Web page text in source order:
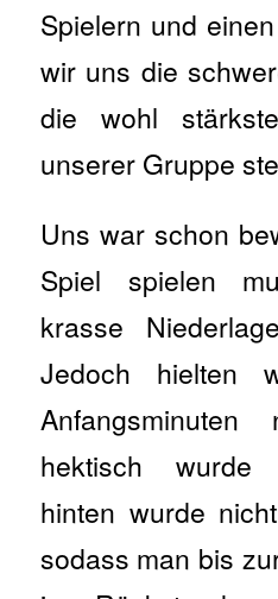
Spielern und
wir uns die
die wohl
unserer Gruppe
Uns war schon
Spiel spielen
krasse
Jedoch hielten
hektisch wurde
hinten wurde
sodass man bis